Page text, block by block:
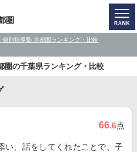
圏
個別指導塾 首都圏ランキング・比較
圏の千葉県ランキング・比較
66.6点
い、話をしてくれたことで、子